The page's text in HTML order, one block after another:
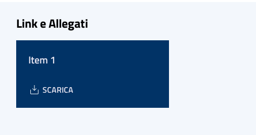
Link e Allegati
Item 1
SCARICA